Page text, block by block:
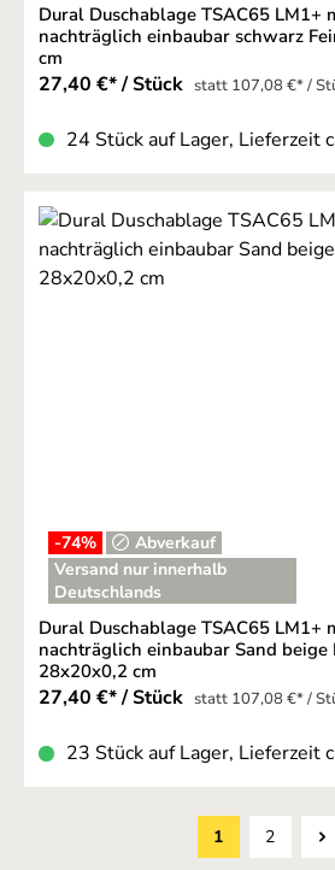
Dural Duschablage TSAC65 LM1+
nachträglich einbaubar schwarz
cm
27,40 €* / Stück statt 107,08 €* /
24 Stück auf Lager, Lieferzeit
-74%
Abverkauf
Versand nur innerhalb
Deutschlands
Dural Duschablage TSAC65 LM1+
nachträglich einbaubar Sand beige
28x20x0,2 cm
27,40 €* / Stück statt 107,08 €* /
23 Stück auf Lager, Lieferzeit
Seite
1 Seite
2